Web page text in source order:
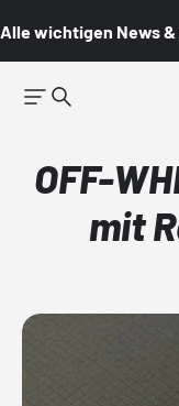
Alle wichtigen News &
OFF-
mit